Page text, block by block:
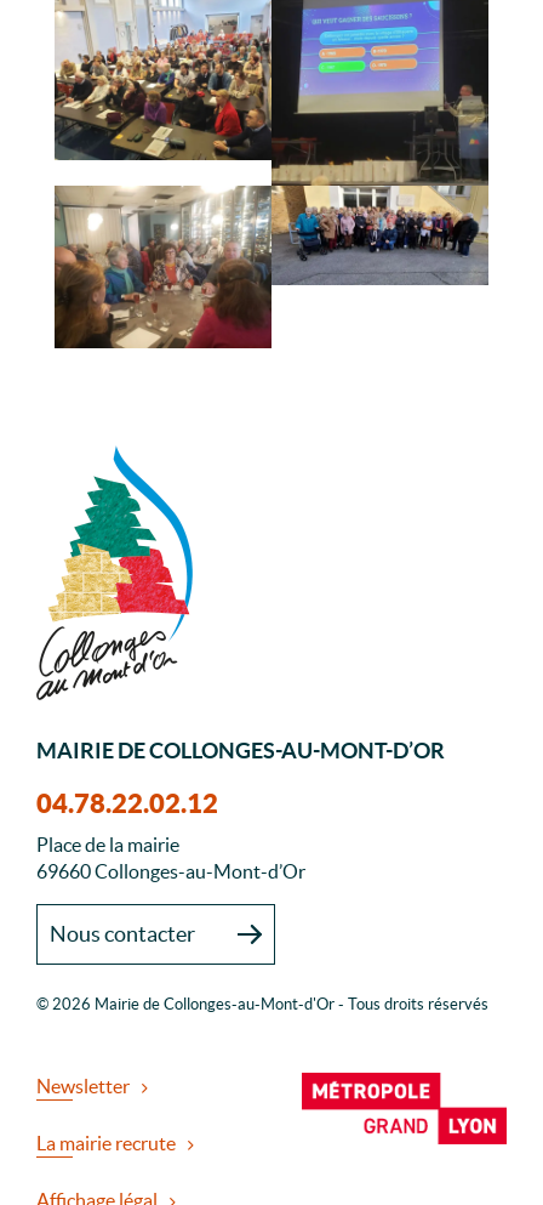
MAIRIE DE COLLONGES-AU-MONT-D’OR
04.78.22.02.12
Place de la mairie
69660 Collonges-au-Mont-d’Or
Nous contacter
© 2026 Mairie de Collonges-au-Mont-d'Or - Tous droits réservés
Newsletter
La mairie recrute
Affichage légal